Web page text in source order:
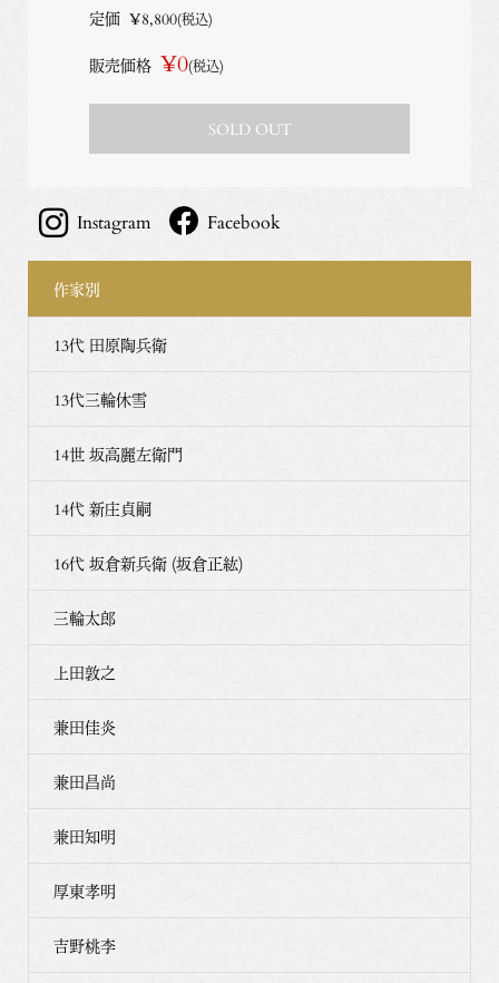
定価 ¥8,800(税込)
販売価格 ¥0(税込)
SOLD OUT
Instagram Facebook
作家別
13代 田原陶兵衛
13代三輪休雪
14世 坂高麗左衛門
14代 新庄貞嗣
16代 坂倉新兵衛 (坂倉正紘)
三輪太郎
上田敦之
兼田佳炎
兼田昌尚
兼田知明
厚東孝明
吉野桃李